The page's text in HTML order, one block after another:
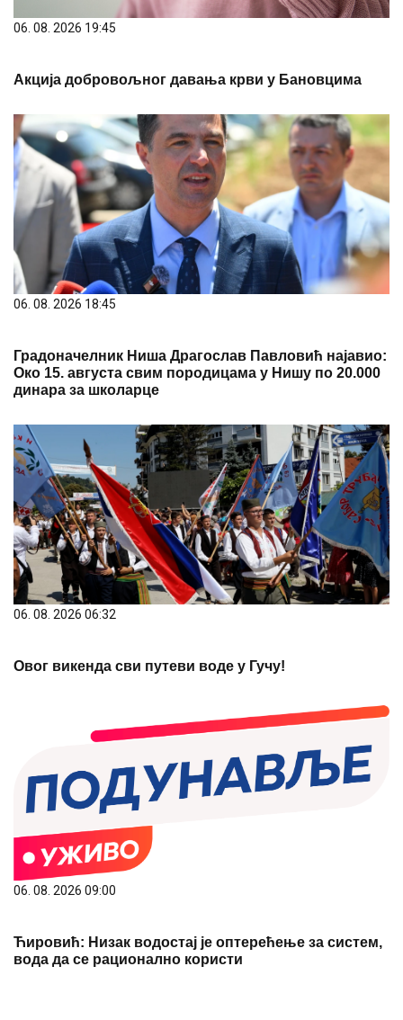
06. 08. 2026 19:45
Акција добровољног давања крви у Бановцима
06. 08. 2026 18:45
Градоначелник Ниша Драгослав Павловић најавио:
Око 15. августа свим породицама у Нишу по 20.000
динара за школарце
06. 08. 2026 06:32
Овог викенда сви путеви воде у Гучу!
06. 08. 2026 09:00
Ћировић: Низак водостај је оптерећење за систем,
вода да се рационално користи